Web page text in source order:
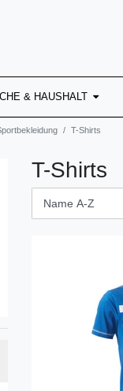
& HAUSHALT
T-Shirts
T-Shirts